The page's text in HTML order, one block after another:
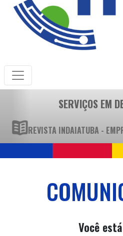
SERVIÇOS EM
REVISTA INDAIATUBA -
Você